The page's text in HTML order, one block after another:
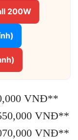
200W
VNĐ**
VNĐ**
VNĐ**